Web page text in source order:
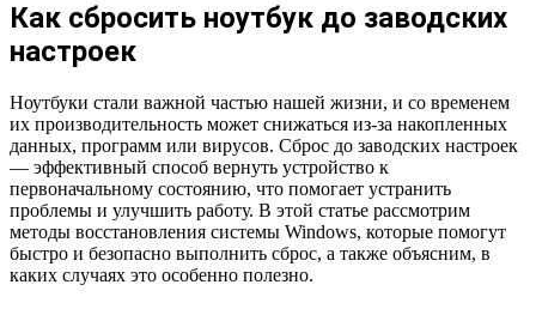
Как сбросить ноутбук до заводских
настроек
Ноутбуки стали важной частью нашей жизни, и со временем
их производительность может снижаться из-за накопленных
данных, программ или вирусов. Сброс до заводских настроек
— эффективный способ вернуть устройство к
первоначальному состоянию, что помогает устранить
проблемы и улучшить работу. В этой статье рассмотрим
методы восстановления системы Windows, которые помогут
быстро и безопасно выполнить сброс, а также объясним, в
каких случаях это особенно полезно.